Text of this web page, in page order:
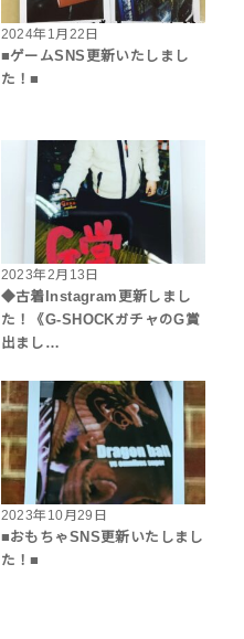
2024年1月22日
■ゲームSNS更新いたしまし
た！■
2023年2月13日
◆古着Instagram更新しまし
た！《G-SHOCKガチャのG賞
出まし…
2023年10月29日
■おもちゃSNS更新いたしまし
た！■